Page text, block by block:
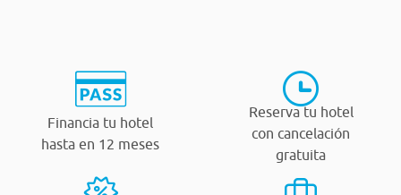
Financia tu hotel
hasta en 12 meses
Reserva tu hotel
con cancelación
gratuita